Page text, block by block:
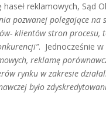
reklamowych, Sąd
pozwanej polegające na
klientów stron procesu,
. Jednocześnie
reklamę
rynku w zakresie
było